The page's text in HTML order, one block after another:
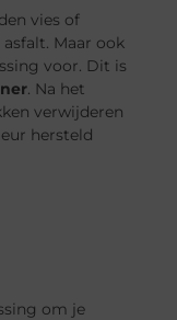
vies of
Maar ook
voor. Dit is
. Na het
verwijderen
hersteld
om je